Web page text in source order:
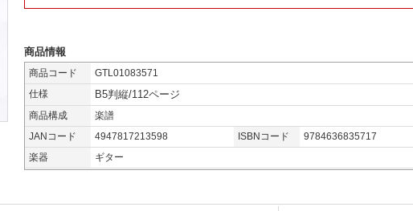
商品情報
商品コード
GTL01083571
仕様
B5判縦/112ページ
商品構成
楽譜
JANコード
4947817213598 ISBNコード
9784636835717
楽器
ギター